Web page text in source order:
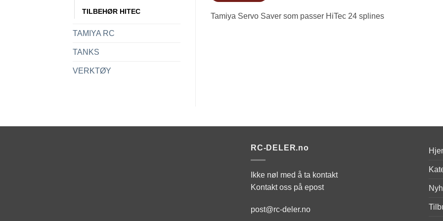
TILBEHØR HITEC
TAMIYA RC
TANKS
VERKTØY
Tamiya Servo Saver som passer HiTec 24 splines
RC-DELER.no
Ikke nøl med å ta kontakt
Kontakt oss på epost
post@rc-deler.no